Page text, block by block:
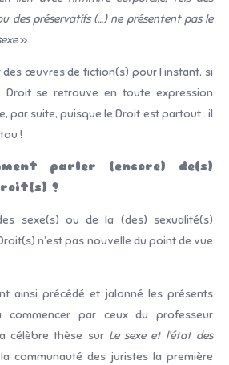
des préservatifs (…) ne présentent pas le
».
des œuvres de fiction(s) pour l’instant, si
Droit se retrouve en toute expression
par suite, puisque le Droit est partout : il
!
parler (encore) de(s)
?
sexe(s) ou de la (des) sexualité(s)
n’est pas nouvelle du point de vue
ainsi précédé et jalonné les présents
par ceux du professeur
célèbre thèse sur Le sexe et l’état des
communauté des juristes la première